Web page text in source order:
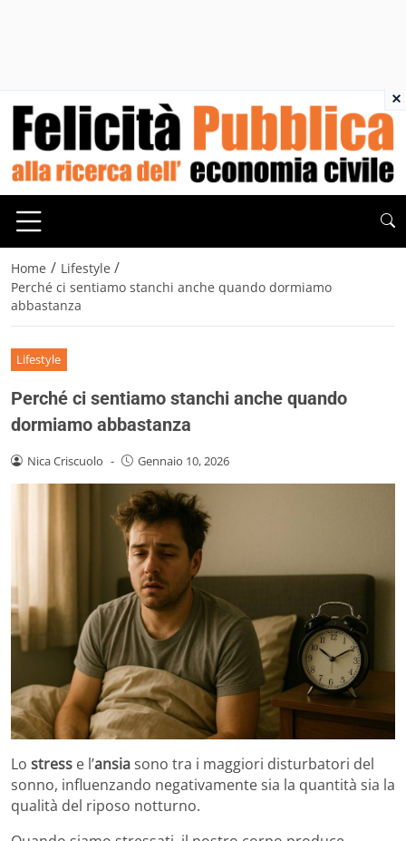
Home / Lifestyle /
Perché ci sentiamo stanchi anche quando dormiamo
abbastanza
Lifestyle
Perché ci sentiamo stanchi anche quando
dormiamo abbastanza
Nica Criscuolo - Gennaio 10, 2026
Lo stress e l’ansiasono tra i maggiori disturbatori del
sonno, influenzando negativamente sia la quantità sia la
qualità del riposo notturno.
×